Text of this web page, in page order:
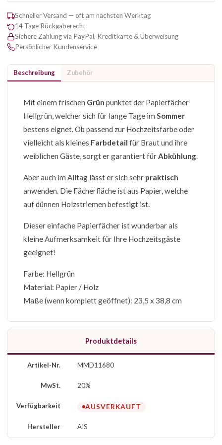
Schneller Versand — oft am nächsten Werktag
14 Tage Rückgaberecht
Sichere Zahlung via PayPal, Kreditkarte & Überweisung
Persönlicher Kundenservice
Beschreibung Zubehör
Mit einem frischen Grün punktet der Papierfächer
Hellgrün, welcher sich für lange Tage im Sommer
bestens eignet. Ob passend zur Hochzeitsfarbe oder
vielleicht als kleines Farbdetail für Braut und ihre
weiblichen Gäste, sorgt er garantiert fürAbkühlung.
Aber auch im Alltag lässt er sich sehr praktisch
anwenden. Die Fächerfläche ist aus Papier, welche
auf dünnen Holzstriemen befestigt ist.
Dieser einfache Papierfächer ist wunderbar als
kleine Aufmerksamkeit für Ihre Hochzeitsgäste
geeignet!
Farbe: Hellgrün
Material: Papier / Holz
Maße (wenn komplett geöffnet): 23,5 x 38,8 cm
Produktdetails
Artikel-Nr. MMD11680
MwSt. 20%
Verfügbarkeit AUSVERKAUFT
Hersteller AIS